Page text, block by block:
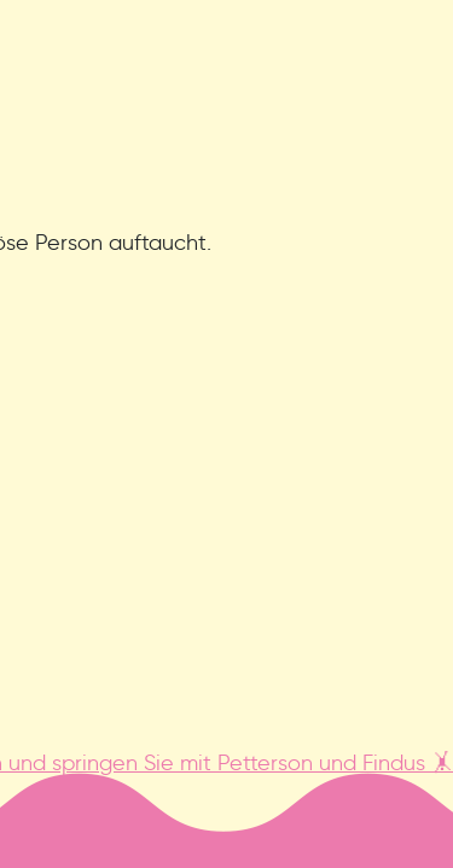
Person auftaucht.
und springen Sie mit Petterson und Findus 🤸